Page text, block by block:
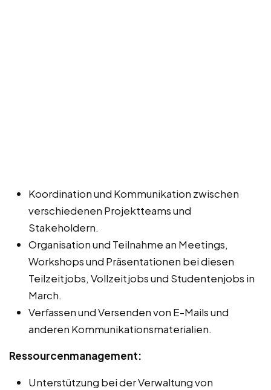
Koordination und Kommunikation zwischen
verschiedenen Projektteams und
Stakeholdern.
Organisation und Teilnahme an Meetings,
Workshops und Präsentationen bei diesen
Teilzeitjobs, Vollzeitjobs und Studentenjobs in
March.
Verfassen und Versenden von E-Mails und
anderen Kommunikationsmaterialien.
Ressourcenmanagement:
Unterstützung bei der Verwaltung von